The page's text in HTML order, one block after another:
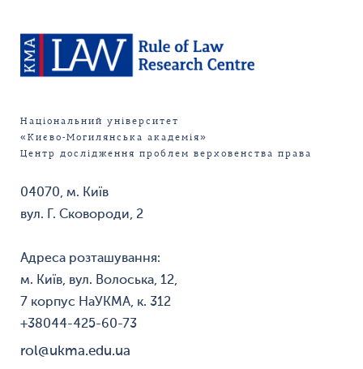
Національний університет
«Києво-Могилянська академія»
Центр дослідження проблем верховенства права
04070, м. Київ
вул. Г. Сковороди, 2
Адреса розташування:
м. Київ, вул. Волоська, 12,
7 корпус НаУКМА, к. 312
+38044-425-60-73
rol@ukma.edu.ua